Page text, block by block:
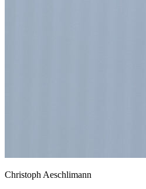
Christoph Aeschlimann